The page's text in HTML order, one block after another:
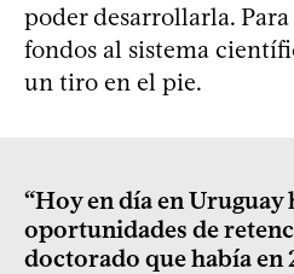
poder desarrollarla.
fondos al sistema
un tiro en el pie.
“Hoy en día en Uruguay
oportunidades de
doctorado que había en